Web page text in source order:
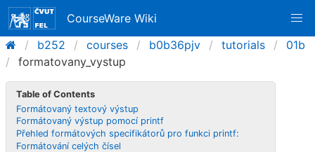
CourseWare Wiki
b252
courses b0b36pjv tutorials
01b
formatovany_vystup
Table of Contents
Formátovaný textový výstup
Formátovaný výstup pomocí printf
Přehled formátových specifikátorů pro funkci printf:
Formátování celých čísel